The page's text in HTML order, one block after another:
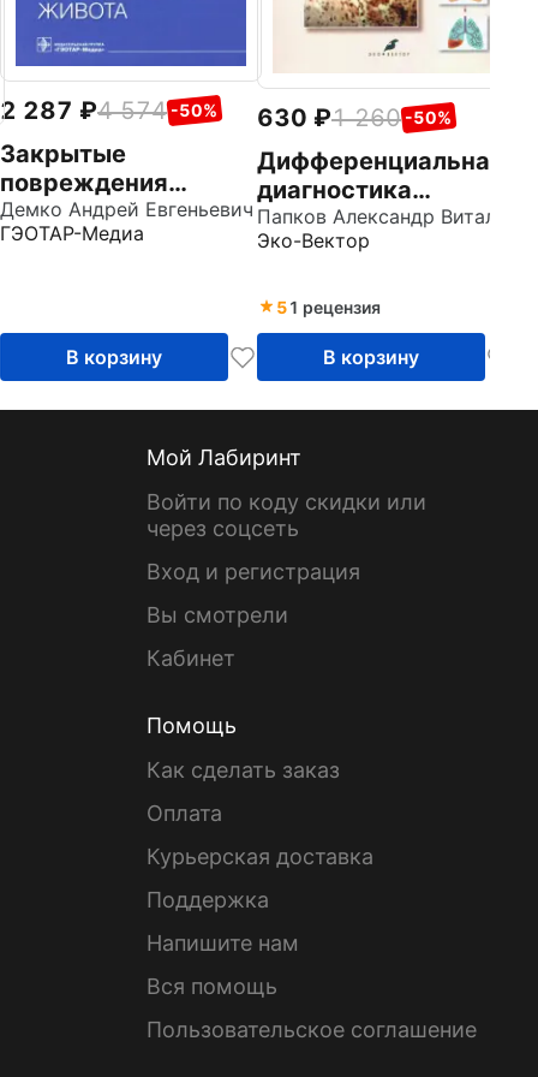
2 287 4 574 -50%
Закрытые
повреждения
живота.
Руководство для
Демко Андрей Евгеньевич
ГЭОТАР-Медиа
В корзину
630 1 260 -50%
Дифференциальная
диагностика
плевральных
выпотов. Учебное
Эко-Вектор
51 рецензия
В корзину
Мой Лабиринт
Войти по коду скидки или
через соцсеть
Вход и регистрация
Вы смотрели
Кабинет
Помощь
Как сделать заказ
Оплата
Курьерская доставка
Поддержка
Напишите нам
Вся помощь
Пользовательское соглашение